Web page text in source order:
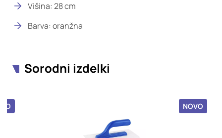
Višina: 28 cm
Barva: oranžna
Sorodni izdelki
NOVO